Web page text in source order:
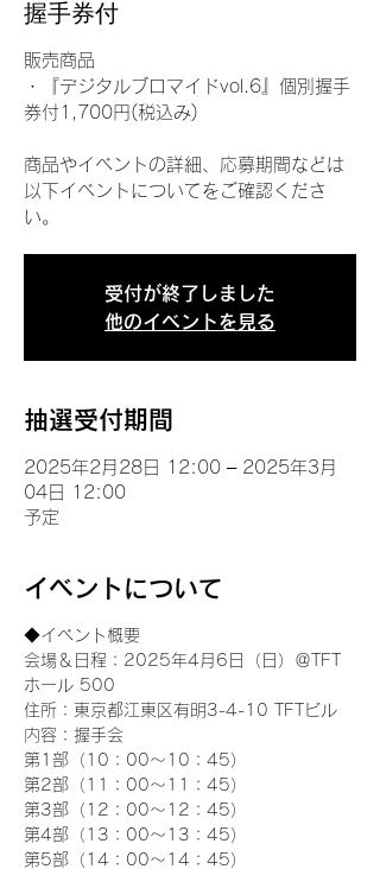
握手券付
販売商品
・『デジタルブロマイドvol.6』個別握手
券付1,700円(税込み)
商品やイベントの詳細、応募期間などは
以下イベントについてをご確認くださ
い。
受付が終了しました
他のイベントを見る
抽選受付期間
2025年2月28日 12:00 – 2025年3月
04日 12:00
予定
イベントについて
◆イベント概要
会場＆日程：2025年4月6日（日）＠TFT
ホール 500
住所：東京都江東区有明3-4-10 TFTビル
内容：握手会
第1部（10：00～10：45）
第2部（11：00～11：45）
第3部（12：00～12：45）
第4部（13：00～13：45）
第5部（14：00～14：45）